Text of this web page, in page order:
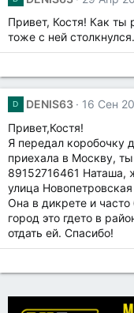
Привет, Костя! Как ты
тоже с ней столкнулся.
D DENIS63
16 Сен
Привет,Костя!
Я передал коробочку
приехала в Москву,
89152716461 Наташа,
улица
Она в дикрете и
город это гдето в
отдать ей. Спасибо!